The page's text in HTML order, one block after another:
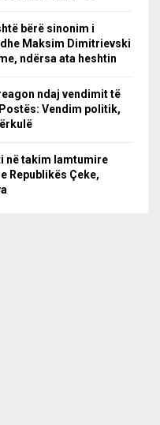
bërë sinonim i
Maksim Dimitrievski
ndërsa ata heshtin
ndaj vendimit të
Vendim politik,
në takim lamtumire
Republikës Çeke,